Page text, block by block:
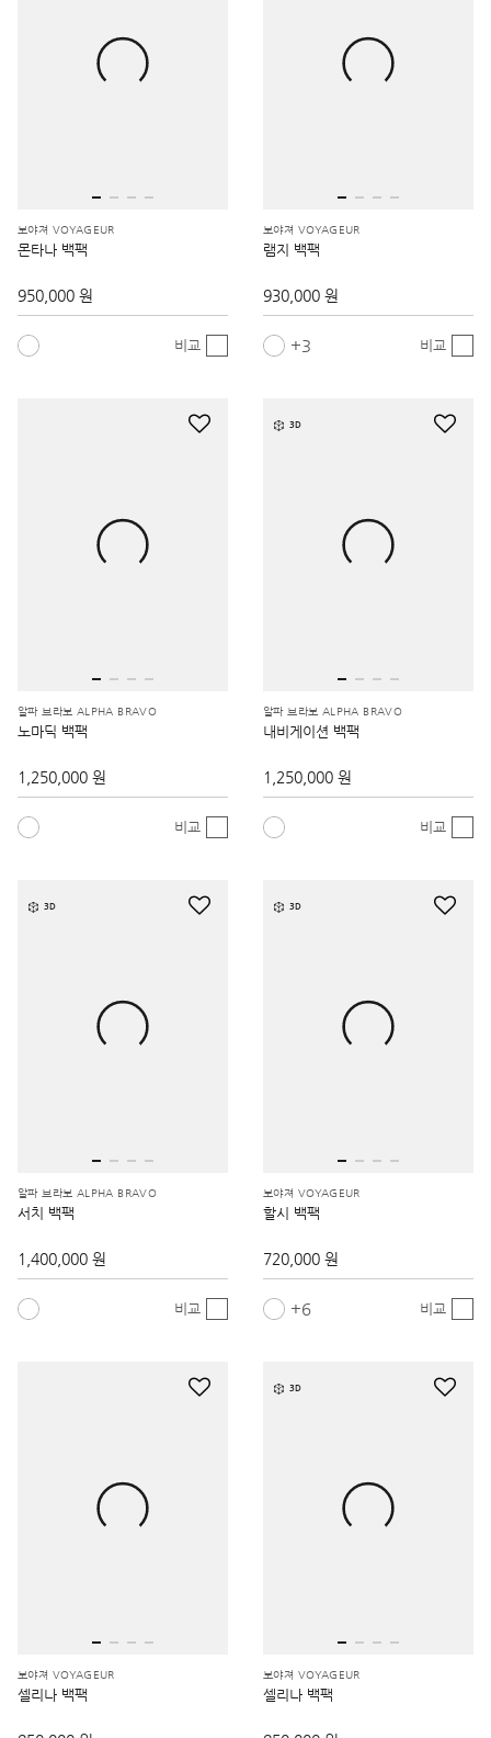
보야져 VOYAGEUR
몬타나 백팩
950,000 원
비교
보야져 VOYAGEUR
램지 백팩
930,000 원
3 비교
알파 브라보 ALPHA BRAVO
노마딕 백팩
1,250,000 원
비교
3D
알파 브라보 ALPHA BRAVO
내비게이션 백팩
1,250,000 원
비교
3D
알파 브라보 ALPHA BRAVO
서치 백팩
1,400,000 원
비교
3D
보야져 VOYAGEUR
할시 백팩
720,000 원
6 비교
보야져 VOYAGEUR
셀리나 백팩
3D
보야져 VOYAGEUR
셀리나 백팩